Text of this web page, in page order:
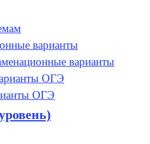
варианты
варианты
ОГЭ
ОГЭ